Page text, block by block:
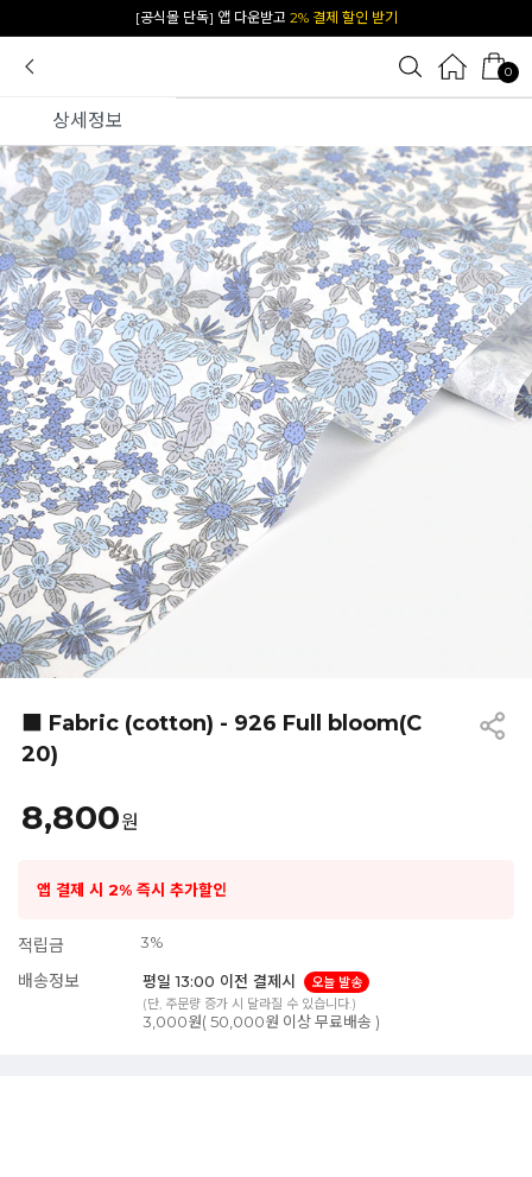
[공식몰 단독] 앱 다운받고 2% 결제 할인 받기
0
상세정보
■ Fabric (cotton) - 926 Full bloom(C
20)
8,800원
앱 결제 시 2% 즉시 추가할인
적립금 3%
배송정보 평일 13:00 이전 결제시
오늘 발송
(단, 주문량 증가 시 달라질 수 있습니다.)
3,000원( 50,000원 이상 무료배송 )